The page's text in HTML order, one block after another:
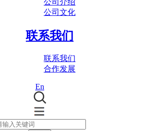
公司介绍
公司文化
联系我们
联系我们
合作发展
En